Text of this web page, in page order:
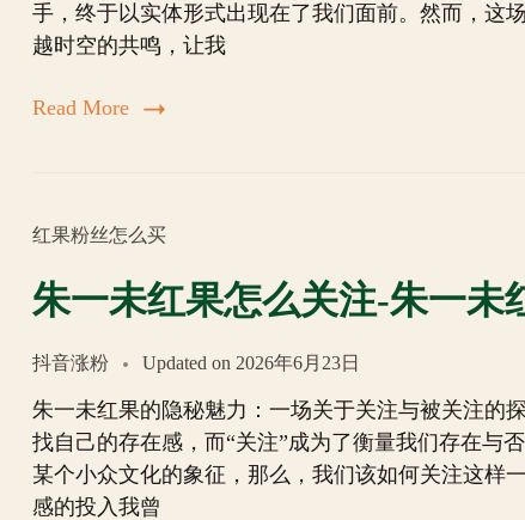
手，终于以实体形式出现在了我们面前。然而，这
越时空的共鸣，让我
Read More
红果粉丝怎么买
朱一未红果怎么关注-朱一未
抖音涨粉 Updated on 2026年6月23日
朱一未红果的隐秘魅力：一场关于关注与被关注的
找自己的存在感，而“关注”成为了衡量我们存在与
某个小众文化的象征，那么，我们该如何关注这样
感的投入我曾